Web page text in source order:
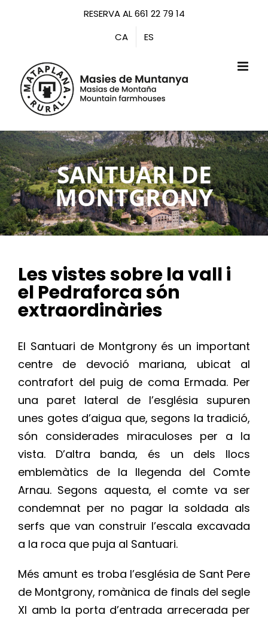
RESERVA AL 661 22 79 14
CA
ES
SANTUARI DE
MONTGRONY
Les vistes sobre la vall i
el Pedraforca són
extraordinàries
El Santuari de Montgrony és un important
centre de devoció mariana, ubicat al
contrafort del puig de coma Ermada. Per
una paret lateral de l’església supuren
unes gotes d’aigua que, segons la tradició,
són considerades miraculoses per a la
vista. D’altra banda, és un dels llocs
emblemàtics de la llegenda del Comte
Arnau. Segons aquesta, el comte va ser
condemnat per no pagar la soldada als
serfs que van construir l’escala excavada
a la roca que puja al Santuari.
Més amunt es troba l’església de Sant Pere
de Montgrony, romànica de finals del segle
XI amb la porta d’entrada arrecerada per